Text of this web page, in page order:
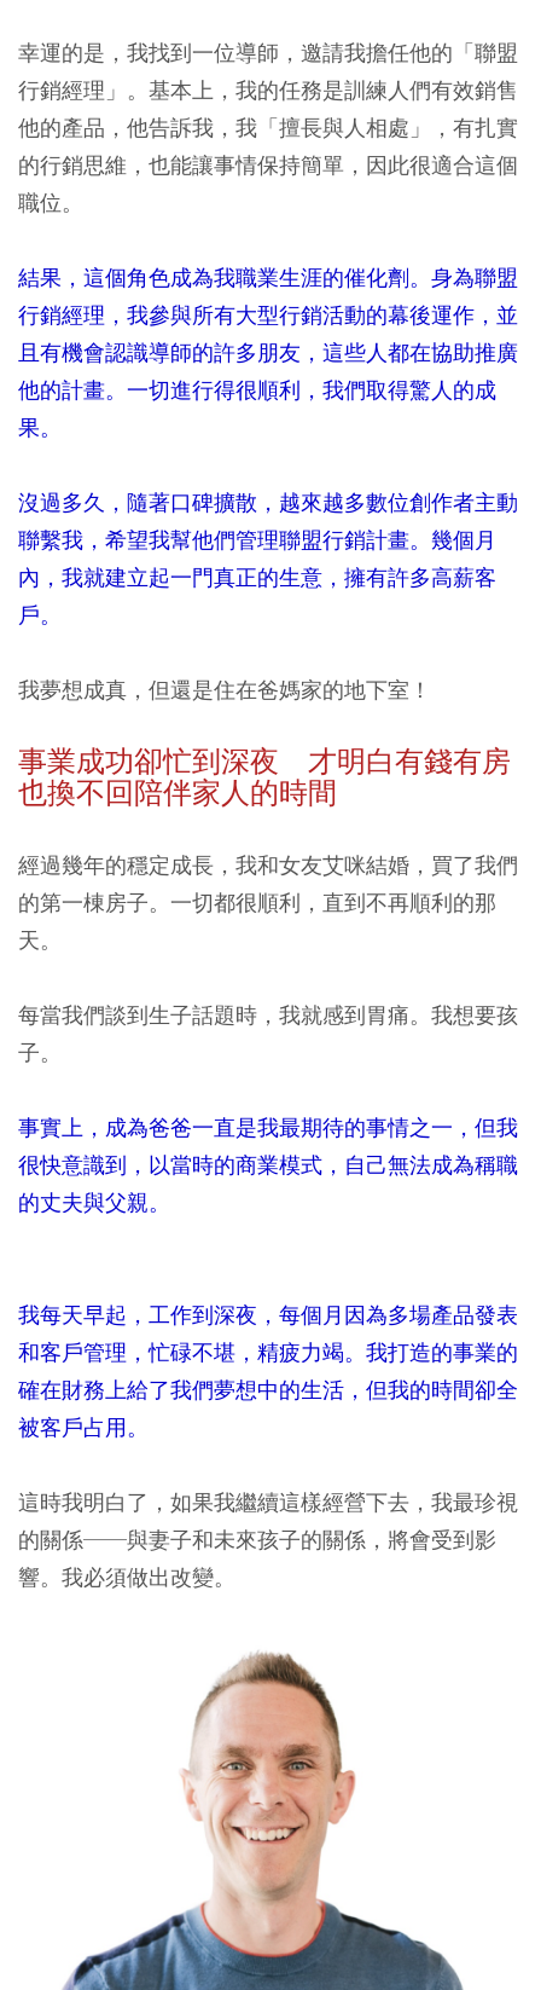
幸運的是，我找到一位導師，邀請我擔任他的「聯盟
行銷經理」。基本上，我的任務是訓練人們有效銷售
他的產品，他告訴我，我「擅長與人相處」，有扎實
的行銷思維，也能讓事情保持簡單，因此很適合這個
職位。
結果，這個角色成為我職業生涯的催化劑。身為聯盟
行銷經理，我參與所有大型行銷活動的幕後運作，並
且有機會認識導師的許多朋友，這些人都在協助推廣
他的計畫。一切進行得很順利，我們取得驚人的成
果。
沒過多久，隨著口碑擴散，越來越多數位創作者主動
聯繫我，希望我幫他們管理聯盟行銷計畫。幾個月
內，我就建立起一門真正的生意，擁有許多高薪客
戶。
我夢想成真，但還是住在爸媽家的地下室！
事業成功卻忙到深夜 才明白有錢有房
也換不回陪伴家人的時間
經過幾年的穩定成長，我和女友艾咪結婚，買了我們
的第一棟房子。一切都很順利，直到不再順利的那
天。
每當我們談到生子話題時，我就感到胃痛。我想要孩
子。
事實上，成為爸爸一直是我最期待的事情之一，但我
很快意識到，以當時的商業模式，自己無法成為稱職
的丈夫與父親。
我每天早起，工作到深夜，每個月因為多場產品發表
和客戶管理，忙碌不堪，精疲力竭。我打造的事業的
確在財務上給了我們夢想中的生活，但我的時間卻全
被客戶占用。
這時我明白了，如果我繼續這樣經營下去，我最珍視
的關係──與妻子和未來孩子的關係，將會受到影
響。我必須做出改變。